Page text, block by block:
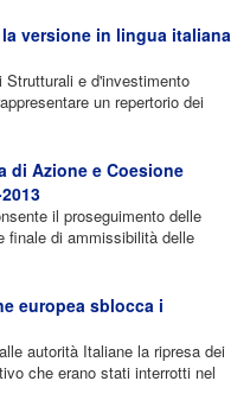
versione in lingua italiana
Strutturali e d'investimento
un repertorio dei
di Azione e Coesione
il proseguimento delle
finale di ammissibilità delle
europea sblocca i
autorità Italiane la ripresa dei
che erano stati interrotti nel